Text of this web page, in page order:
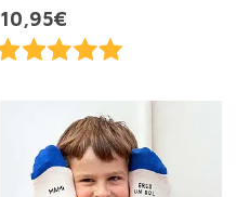
10,95€